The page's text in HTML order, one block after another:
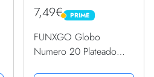
7,49€ PRIME
PRIME
FUNXGO Globo
Numero 20 Plateado